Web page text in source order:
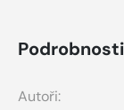
Podrobnosti
Autoři: